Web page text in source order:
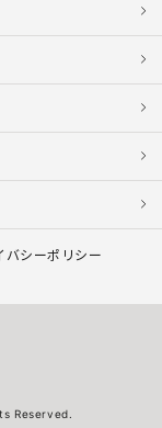
バシーポリシー
Reserved.